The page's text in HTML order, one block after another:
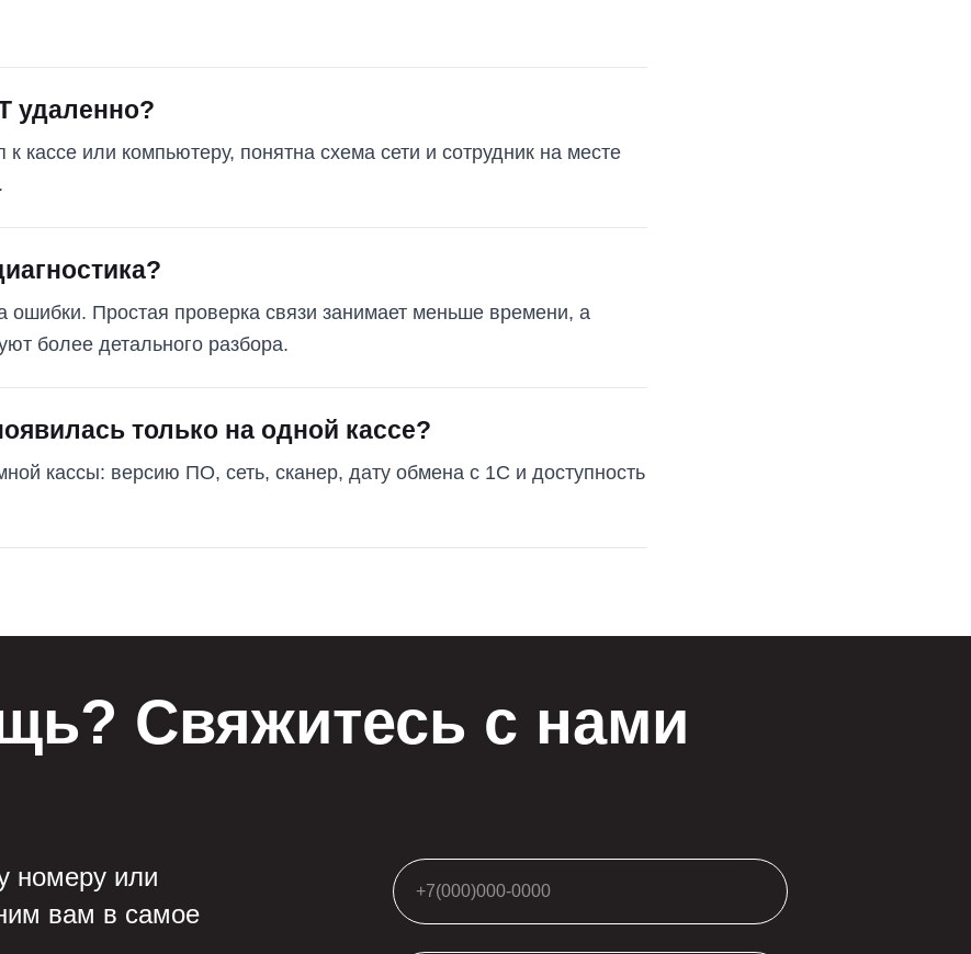
удаленно?
кассе или компьютеру, понятна схема сети и сотрудник на месте
ошибки. Простая проверка связи занимает меньше времени, а
более детального разбора.
только на одной кассе?
кассы: версию ПО, сеть, сканер, дату обмена с 1С и доступность
Свяжитесь с нами
номеру или
вам в самое